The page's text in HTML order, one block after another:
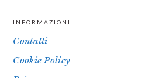
FOOTER
INFORMAZIONI
Contatti
Cookie Policy